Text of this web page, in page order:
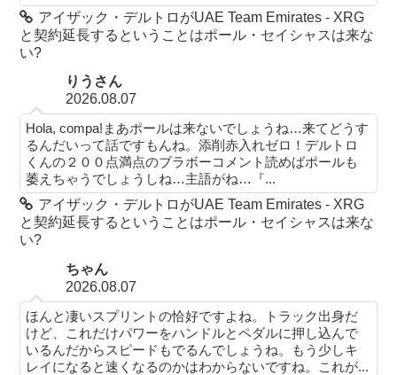
アイザック・デルトロがUAE Team Emirates - XRG
と契約延長するということはポール・セイシャスは来な
い?
りうさん
2026.08.07
Hola, compa!まあポールは来ないでしょうね…来てどうす
るんだいって話ですもんね。添削赤入れゼロ！デルトロ
くんの２００点満点のブラボーコメント読めばポールも
萎えちゃうでしょうしね…主語がね…『...
アイザック・デルトロがUAE Team Emirates - XRG
と契約延長するということはポール・セイシャスは来な
い?
ちゃん
2026.08.07
ほんと凄いスプリントの恰好ですよね。トラック出身だ
けど、これだけパワーをハンドルとペダルに押し込んで
いるんだからスピードもでるんでしょうね。もう少しキ
レイになると速くなるのかはわからないですね。これが...